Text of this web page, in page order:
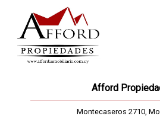
Afford
Montecaseros 2710,